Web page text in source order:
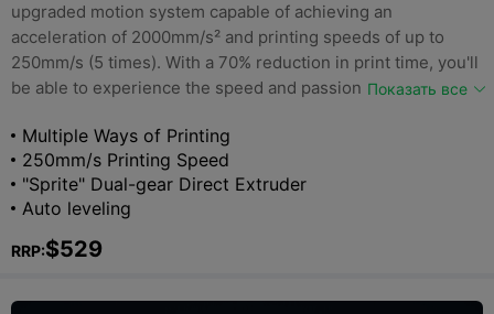
upgraded motion system capable of achieving an
acceleration of 2000mm/s² and printing speeds of up to
250mm/s (5 times). With a 70% reduction in print time, you'll
be able to experience the speed and passion of 3D printing
Показать все
Multiple Ways of Printing
250mm/s Printing Speed
"Sprite" Dual-gear Direct Extruder
Auto leveling
RRP:$529